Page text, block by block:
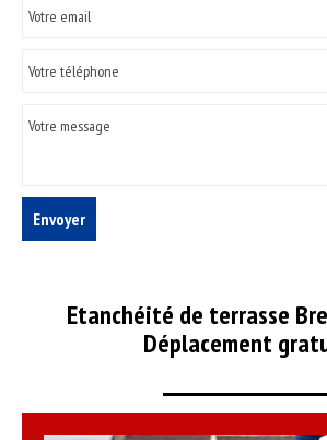
Etanchéité de terrasse
Déplacement